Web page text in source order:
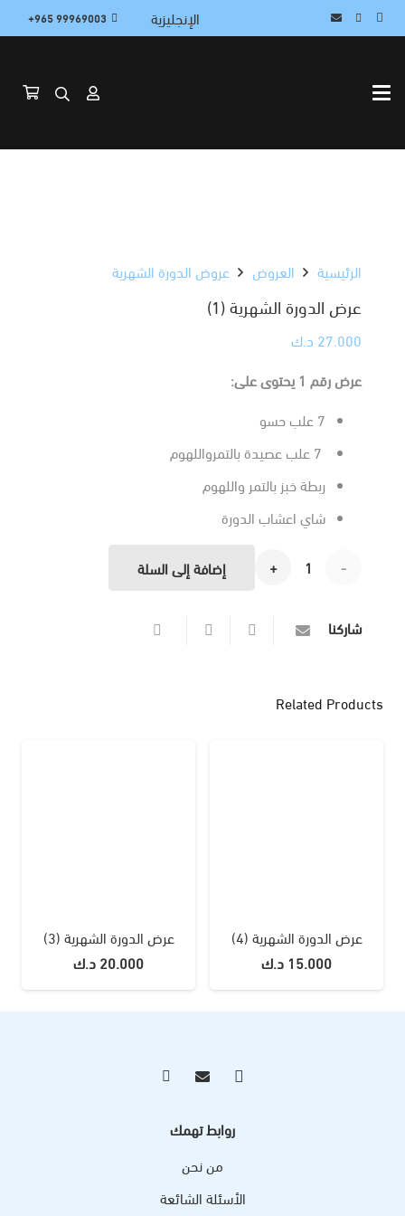
الإنجليزية 99969003 965+
الرئيسية العروض عروض الدورة الشهرية
عرض الدورة الشهرية (1)
27.000 د.ك
عرض رقم 1 يحتوى على:
7 علب حسو
ربطة خبز بالتمر واللهوم
شاي اعشاب الدورة
كمية
الدورة
(1)
إضافة إلى السلة
شاركنا
Related Products
عرض الدورة الشهرية (4)
15.000 د.ك
عرض الدورة الشهرية (3)
20.000 د.ك
روابط تهمك
من نحن
الأسئلة الشائعة